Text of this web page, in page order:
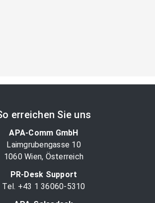
erreichen Sie uns
APA-Comm GmbH
Laimgrubengasse 10
1060 Wien, Österreich
PR-Desk Support
Tel. +43 1 36060-5310